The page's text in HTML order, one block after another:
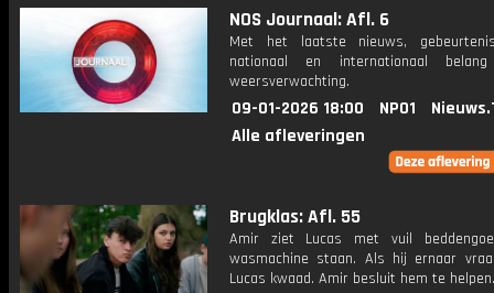
NOS Journaal: Afl. 6
Met het laatste nieuws,
nationaal en internationaal
weersverwachting.
09-01-2026 18:00 NPO1
Alle afleveringen
Brugklas: Afl. 55
Amir ziet Lucas met vuil
wasmachine staan. Als hij ernaar
Lucas kwaad. Amir besluit hem te helpen.